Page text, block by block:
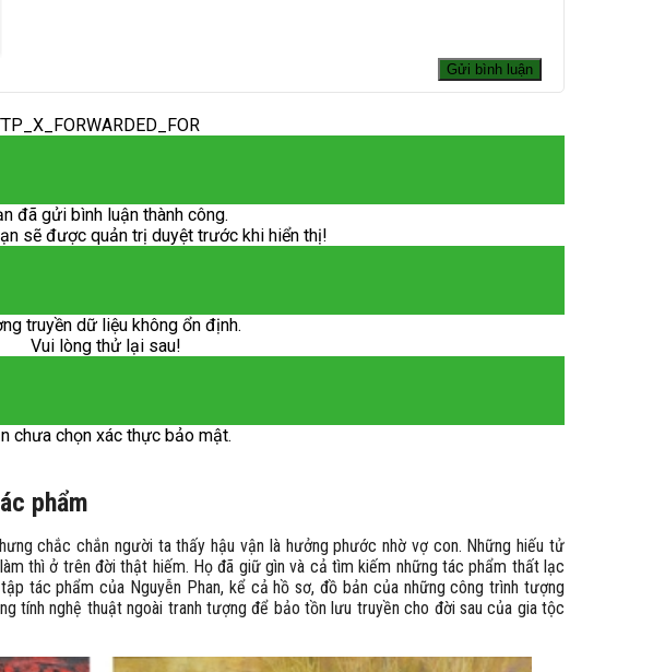
đã gửi bình luận thành công.
sẽ được quản trị duyệt trước khi hiển thị!
truyền dữ liệu không ổn định.
Vui lòng thử lại sau!
chưa chọn xác thực bảo mật.
phẩm
chắc chắn người ta thấy hậu vận là hưởng phước nhờ vợ con. Những hiếu tử
thì ở trên đời thật hiếm. Họ đã giữ gìn và cả tìm kiếm những tác phẩm thất lạc
tác phẩm của Nguyễn Phan, kể cả hồ sơ, đồ bản của những công trình tượng
tính nghệ thuật ngoài tranh tượng để bảo tồn lưu truyền cho đời sau của gia tộc